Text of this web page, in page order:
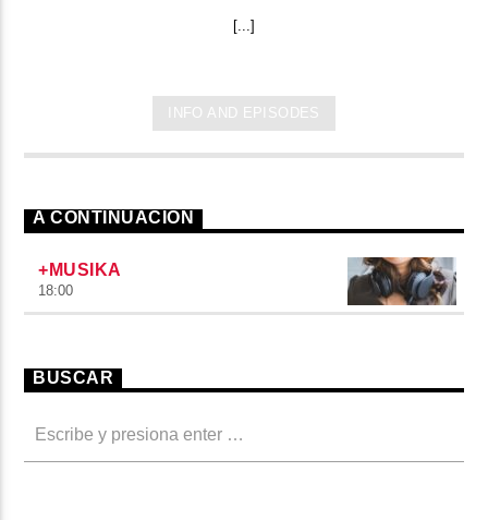
[...]
INFO AND EPISODES
A CONTINUACIÓN
+MUSIKA
18:00
BUSCAR